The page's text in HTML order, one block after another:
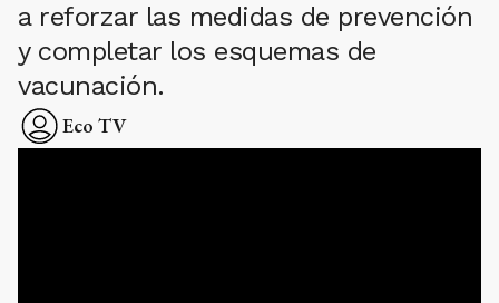
a reforzar las medidas de prevención
y completar los esquemas de
vacunación.
Eco TV